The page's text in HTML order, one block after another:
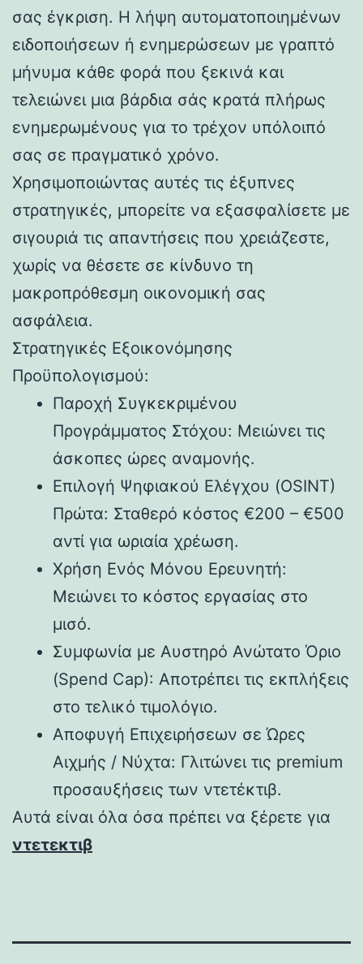
σας έγκριση. Η λήψη αυτοματοποιημένων
ειδοποιήσεων ή ενημερώσεων με γραπτό
μήνυμα κάθε φορά που ξεκινά και
τελειώνει μια βάρδια σάς κρατά πλήρως
ενημερωμένους για το τρέχον υπόλοιπό
σας σε πραγματικό χρόνο.
Χρησιμοποιώντας αυτές τις έξυπνες
στρατηγικές, μπορείτε να εξασφαλίσετε με
σιγουριά τις απαντήσεις που χρειάζεστε,
χωρίς να θέσετε σε κίνδυνο τη
μακροπρόθεσμη οικονομική σας
ασφάλεια.
Στρατηγικές Εξοικονόμησης
Προϋπολογισμού:
Παροχή Συγκεκριμένου
Προγράμματος Στόχου: Μειώνει τις
άσκοπες ώρες αναμονής.
Επιλογή Ψηφιακού Ελέγχου (OSINT)
Πρώτα: Σταθερό κόστος €200 – €500
αντί για ωριαία χρέωση.
Χρήση Ενός Μόνου Ερευνητή:
Μειώνει το κόστος εργασίας στο
μισό.
Συμφωνία με Αυστηρό Ανώτατο Όριο
(Spend Cap): Αποτρέπει τις εκπλήξεις
στο τελικό τιμολόγιο.
Αποφυγή Επιχειρήσεων σε Ώρες
Αιχμής / Νύχτα: Γλιτώνει τις premium
προσαυξήσεις των ντετέκτιβ.
Αυτά είναι όλα όσα πρέπει να ξέρετε για
ντετεκτιβ